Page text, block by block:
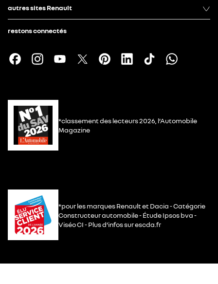
autres sites Renault
restons connectés
*classement des lecteurs 2026, l’Automobile
Magazine
*pour les marques Renault et Dacia - Catégorie
Constructeur automobile - Étude Ipsos bva -
Viséo CI - Plus d’infos sur escda.fr